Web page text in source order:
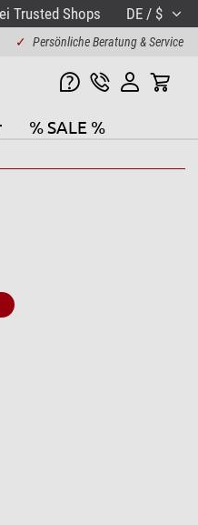
Trusted Shops DE / $
✓ Persönliche Beratung & Service
% SALE %